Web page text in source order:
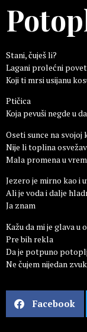
Stani, čuješ li?
Lagani prolećni
Koji ti mrsi usijanu
Ptičica
Koja pevuši negde u
Oseti sunce na svojoj
Nije li toplina
Mala promena u
Jezero je mirno kao i
Ali je voda i dalje
Ja znam
Kažu da mi je glava u
Pre bih rekla
Da je potpuno
Ne čujem nijedan
Facebook